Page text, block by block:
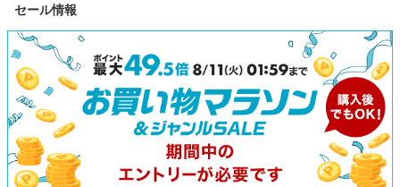
やすい 軽量 スポーツ 回復 旅
サンダル ぺたんこ 送料無料
ケア 残留ア
ハリ コシ ヘ
セール情報